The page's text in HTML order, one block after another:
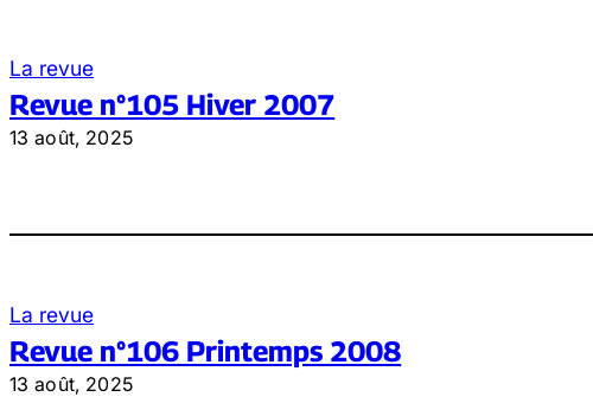
La revue
Revue n°105 Hiver 2007
13 août, 2025
La revue
Revue n°106 Printemps 2008
13 août, 2025